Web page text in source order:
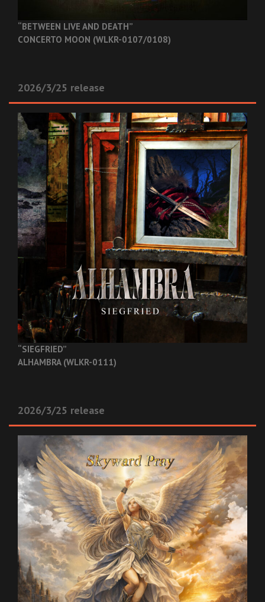
“BETWEEN LIVE AND DEATH”
CONCERTO MOON (WLKR-0107/0108)
2026/3/25 release
“SIEGFRIED”
ALHAMBRA (WLKR-0111)
2026/3/25 release